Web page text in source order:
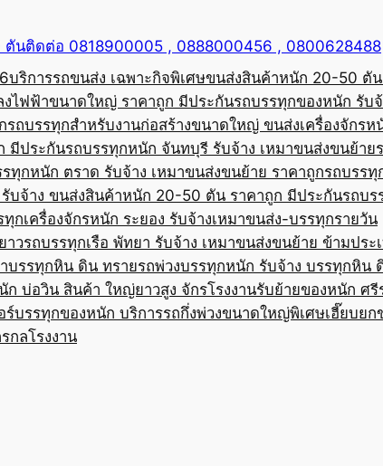
ตันติดต่อ 0818900005 , 0888000456 , 0800628488
บริการรถขนส่ง เฉพาะกิจพิเศษขนส่งสินค้าหนัก 20-50 ตั
ไฟฟ้าขนาดใหญ่ ราคาถูก มีประกันรถบรรทุกของหนัก รับจ้
รถบรรทุกสำหรับงานก่อสร้างขนาดใหญ่ ขนส่งเครื่องจักร
มีประกันรถบรรทุกหนัก จันทบุรี รับจ้าง เหมาขนส่งขนย้าย
รทุกหนัก ตราด รับจ้าง เหมาขนส่งขนย้าย ราคาถูกรถบรรทุ
บจ้าง ขนส่งสินค้าหนัก 20-50 ตัน ราคาถูก มีประกันรถบร
ทุกเครื่องจักรหนัก ระยอง รับจ้างเหมาขนส่ง-บรรทุกรายวัน
าวรถบรรทุกเรือ พัทยา รับจ้าง เหมาขนส่งขนย้าย ข้ามประ
บรรทุกหิน ดิน ทรายรถพ่วงบรรทุกหนัก รับจ้าง บรรทุกหิน
ก บ่อวิน สินค้า ใหญ่ยาวสูง จักรโรงงานรับย้ายของหนัก ศรี
ร์บรรทุกของหนัก บริการรถกึ่งพ่วงขนาดใหญ่พิเศษเฮี๊ยบยก
กลโรงงาน